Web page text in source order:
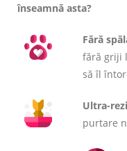
înseamnă asta?
Fără
fără griji
să îl
Ultra-
purtare